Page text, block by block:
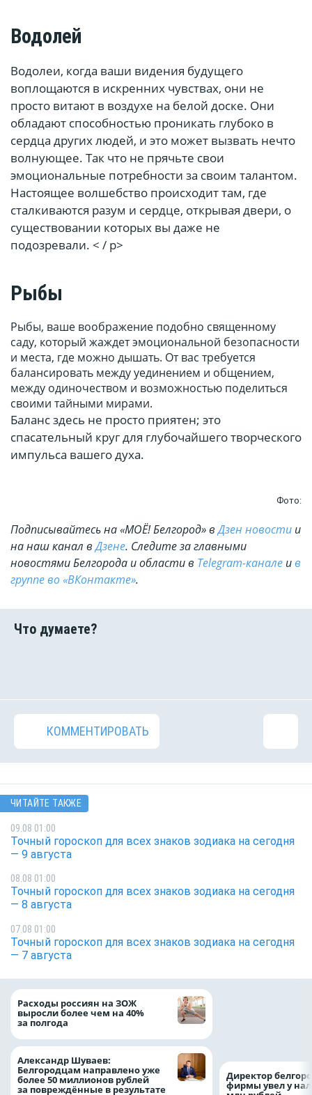
Водолей
Водолеи, когда ваши видения будущего
воплощаются в искренних чувствах, они не
просто витают в воздухе на белой доске. Они
обладают способностью проникать глубоко в
сердца других людей, и это может вызвать нечто
волнующее. Так что не прячьте свои
эмоциональные потребности за своим талантом.
Настоящее волшебство происходит там, где
сталкиваются разум и сердце, открывая двери, о
существовании которых вы даже не
подозревали. < / p>
Рыбы
Рыбы, ваше воображение подобно священному
саду, который жаждет эмоциональной безопасности
и места, где можно дышать. От вас требуется
балансировать между уединением и общением,
между одиночеством и возможностью поделиться
своими тайными мирами.
Баланс здесь не просто приятен; это
спасательный круг для глубочайшего творческого
импульса вашего духа.
Фото:
Подписывайтесь на «МОЁ! Белгород» вДзен новости и
на наш канал вДзене. Cледите за главными
новостями Белгорода и области в Telegram-канале ив
группе во «ВКонтакте».
КОММЕНТИРОВАТЬ
ЧИТАЙТЕ ТАКЖЕ
09.08 01:00
Точный гороскоп для всех знаков зодиака на сегодня
— 9 августа
08.08 01:00
Точный гороскоп для всех знаков зодиака на сегодня
— 8 августа
07.08 01:00
Точный гороскоп для всех знаков зодиака на сегодня
— 7 августа
Расходы россиян на ЗОЖ
выросли более чем на 40%
за полгода
Александр Шуваев:
Белгородцам направлено уже
более 50 миллионов рублей
за повреждённые в результате
Директор
фирмы увел у